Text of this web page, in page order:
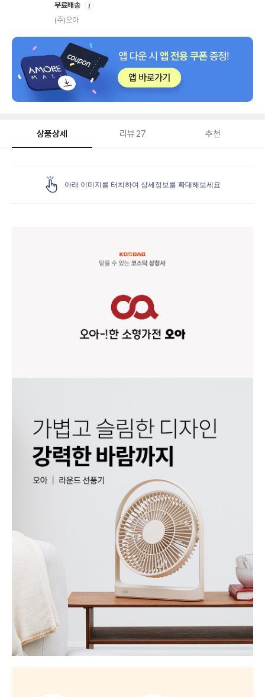
무료배송
(주)오아
상품상세 리뷰27 추천
아래 이미지를 터치하여 상세정보를 확대해보세요